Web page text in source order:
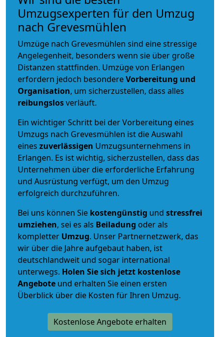
Umzugsexperten für den Umzug
nach Grevesmühlen
Umzüge nach Grevesmühlen sind eine stressige
Angelegenheit, besonders wenn sie über große
Distanzen stattfinden. Umzüge von Erlangen
erfordern jedoch besondereVorbereitung und
Organisation, um sicherzustellen, dass alles
reibungslosverläuft.
Ein wichtiger Schritt bei der Vorbereitung eines
Umzugs nach Grevesmühlen ist die Auswahl
eines zuverlässigen Umzugsunternehmens in
Erlangen. Es ist wichtig, sicherzustellen, dass das
Unternehmen über die erforderliche Erfahrung
und Ausrüstung verfügt, um den Umzug
erfolgreich durchzuführen.
Bei uns können Sie kostengünstig und stressfrei
umziehen, sei es als Beiladung oder als
kompletter Umzug. Unser Partnernetzwerk, das
wir über die Jahre aufgebaut haben, ist
deutschlandweit und sogar international
unterwegs. Holen Sie sich jetzt kostenlose
Angebote und erhalten Sie einen ersten
Überblick über die Kosten für Ihren Umzug.
Kostenlose Angebote erhalten